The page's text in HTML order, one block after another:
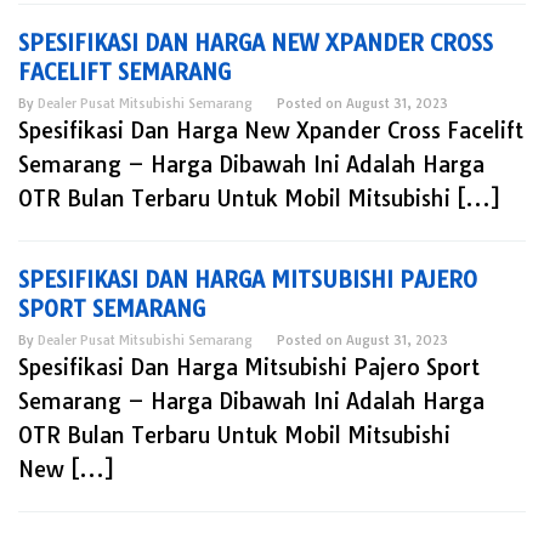
SPESIFIKASI DAN HARGA NEW XPANDER CROSS
FACELIFT SEMARANG
By Dealer Pusat Mitsubishi Semarang Posted on August 31, 2023
Spesifikasi Dan Harga New Xpander Cross Facelift
Semarang – Harga Dibawah Ini Adalah Harga
OTR Bulan Terbaru Untuk Mobil Mitsubishi […]
SPESIFIKASI DAN HARGA MITSUBISHI PAJERO
SPORT SEMARANG
By Dealer Pusat Mitsubishi Semarang Posted on August 31, 2023
Spesifikasi Dan Harga Mitsubishi Pajero Sport
Semarang – Harga Dibawah Ini Adalah Harga
OTR Bulan Terbaru Untuk Mobil Mitsubishi
New […]